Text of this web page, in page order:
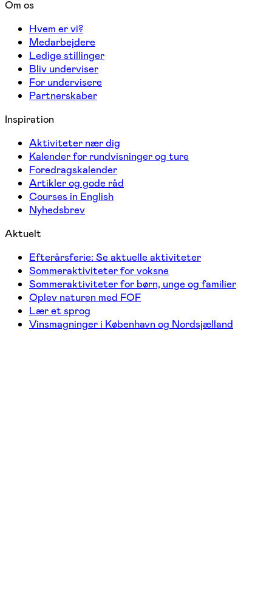
Om os
Hvem er vi?
Medarbejdere
Ledige stillinger
Bliv underviser
For undervisere
Partnerskaber
Inspiration
Aktiviteter nær dig
Kalender for rundvisninger og ture
Foredragskalender
Artikler og gode råd
Courses in English
Nyhedsbrev
Aktuelt
Efterårsferie: Se aktuelle aktiviteter
Sommeraktiviteter for voksne
Sommeraktiviteter for børn, unge og familier
Oplev naturen med FOF
Lær et sprog
Vinsmagninger i København og Nordsjælland